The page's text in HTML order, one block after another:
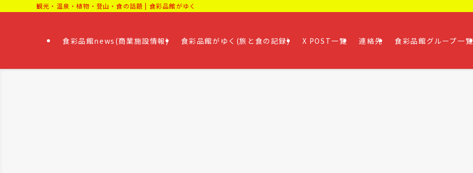
観光・温泉・植物・登山・食の話題 | 食彩品館がゆく
食彩品館news(商業施設情報) 食彩品館がゆく(旅と食の記録) X POST一覧 連絡先 食彩品館グループ一覧